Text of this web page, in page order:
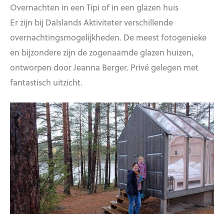
Overnachten in een Tipi of in een glazen huis
Er zijn bij Dalslands Aktiviteter verschillende
overnachtingsmogelijkheden. De meest fotogenieke
en bijzondere zijn de zogenaamde glazen huizen,
ontworpen door Jeanna Berger. Privé gelegen met
fantastisch uitzicht.